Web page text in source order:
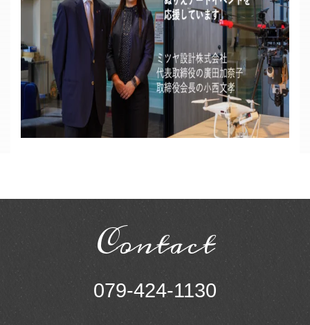
Privacy Policy
Sitemap
Instagram
Contact
079-424-1130